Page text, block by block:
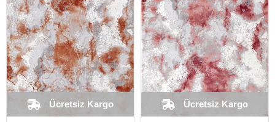
Ücretsiz Kargo Ücretsiz Kargo